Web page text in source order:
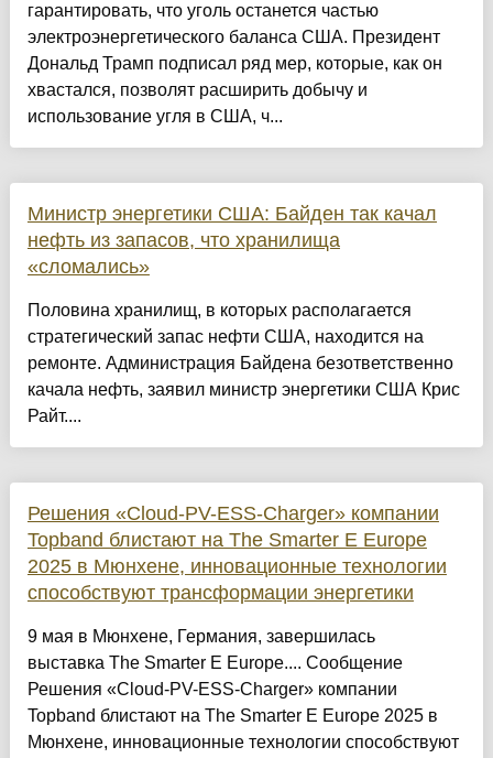
гарантировать, что уголь останется частью
электроэнергетического баланса США. Президент
Дональд Трамп подписал ряд мер, которые, как он
хвастался, позволят расширить добычу и
использование угля в США, ч...
Министр энергетики США: Байден так качал
нефть из запасов, что хранилища
«сломались»
Половина хранилищ, в которых располагается
стратегический запас нефти США, находится на
ремонте. Администрация Байдена безответственно
качала нефть, заявил министр энергетики США Крис
Райт....
Решения «Cloud-PV-ESS-Charger» компании
Topband блистают на The Smarter E Europe
2025 в Мюнхене, инновационные технологии
способствуют трансформации энергетики
9 мая в Мюнхене, Германия, завершилась
выставка The Smarter E Europe.... Сообщение
Решения «Cloud-PV-ESS-Charger» компании
Topband блистают на The Smarter E Europe 2025 в
Мюнхене, инновационные технологии способствуют